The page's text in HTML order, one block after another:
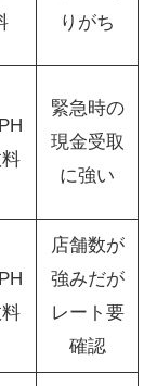
りがち
緊急時の
現金受取
に強い
店舗数が
強みだが
レート要
確認